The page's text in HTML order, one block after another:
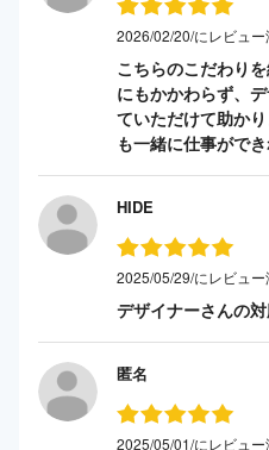
2026/02/20/にレビュー
こちらのこだわり
にもかかわらず、
ていただけて助か
も一緒に仕事がで
HIDE
2025/05/29/にレビュー
デザイナーさんの対
匿名
2025/05/01/にレビュー